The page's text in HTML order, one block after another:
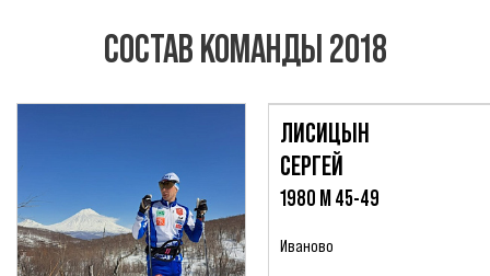
СОСТАВ КОМАНДЫ 2018
ЛИСИЦЫН
СЕРГЕЙ
1980 М 45-49
Иваново